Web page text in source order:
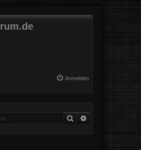
Anmelden
Suche Erweiterte Suche